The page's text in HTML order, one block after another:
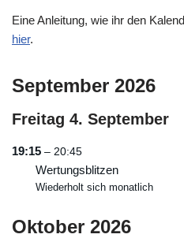
Eine Anleitung, wie ihr den
hier.
September 2026
Freitag 4. September
19:15 – 20:45
Wertungsblitzen
Wiederholt sich monatlich
Oktober 2026